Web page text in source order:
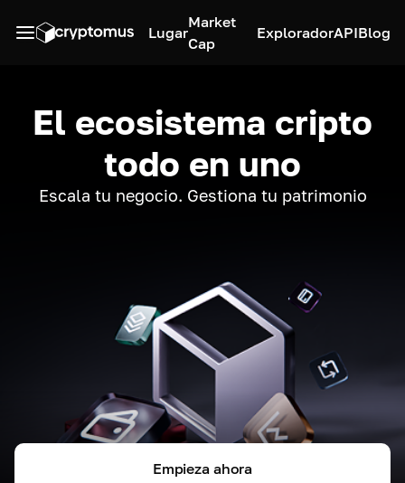
Lugar
Market
Cap
ExploradorAPIBlog
El ecosistema cripto
todo en uno
Escala tu negocio. Gestiona tu patrimonio
Empieza ahora